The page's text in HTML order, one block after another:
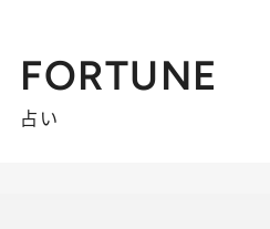
FORTUNE
占い